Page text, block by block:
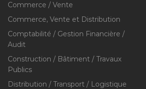
Commerce / Vente
Commerce, Vente et Distribution
Comptabilité / Gestion Financière /
Audit
Construction / Bâtiment / Travaux
Publics
Distribution / Transport / Logistique